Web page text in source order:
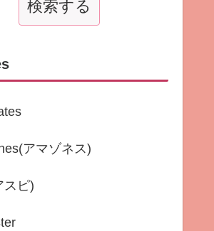
アマゾネス)
スピ)